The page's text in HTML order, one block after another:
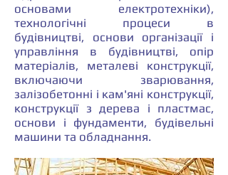
основами електротехніки),
технологічні процеси в
будівництві, основи організації і
управління в будівництві, опір
матеріалів, металеві конструкції,
включаючи зварювання,
залізобетонні і кам'яні конструкції,
конструкції з дерева і пластмас,
основи і фундаменти, будівельні
машини та обладнання.